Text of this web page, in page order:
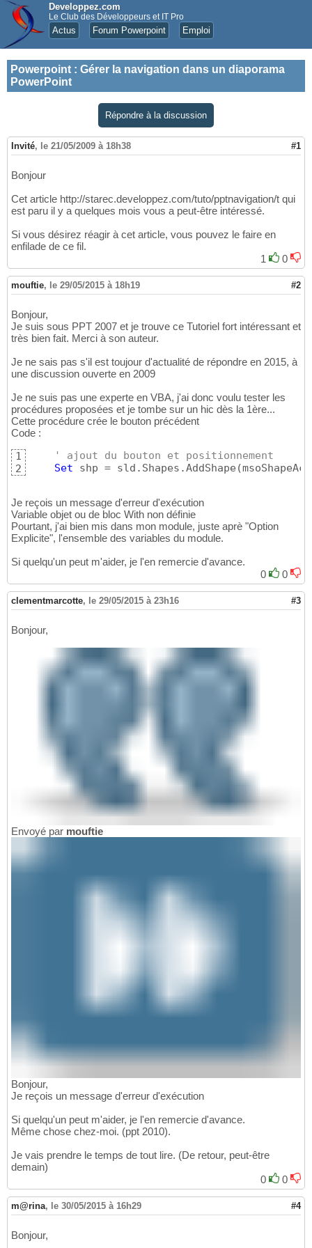
Developpez.com
Le Club des Développeurs et IT Pro
Actus Forum Powerpoint Emploi
Powerpoint : Gérer la navigation dans un diaporama
PowerPoint
Répondre à la discussion
Invité, le 21/05/2009 à 18h38 #1
Bonjour
Cet article http://starec.developpez.com/tuto/pptnavigation/t qui
est paru il y a quelques mois vous a peut-être intéressé.
Si vous désirez réagir à cet article, vous pouvez le faire en
enfilade de ce fil.
1
0
mouftie, le 29/05/2015 à 18h19 #2
Bonjour,
Je suis sous PPT 2007 et je trouve ce Tutoriel fort intéressant et
très bien fait. Merci à son auteur.
Je ne sais pas s'il est toujour d'actualité de répondre en 2015, à
une discussion ouverte en 2009
Je ne suis pas une experte en VBA, j'ai donc voulu tester les
procédures proposées et je tombe sur un hic dès la 1ère...
Cette procédure crée le bouton précédent
Code :
1
2
' ajout du bouton et positionnement
Set shp = sld.Shapes.AddShape (
Je reçois un message d'erreur d'exécution
Variable objet ou de bloc With non définie
Pourtant, j'ai bien mis dans mon module, juste aprè "Option
Explicite", l'ensemble des variables du module.
Si quelqu'un peut m'aider, je l'en remercie d'avance.
0
0
clementmarcotte, le 29/05/2015 à 23h16 #3
Bonjour,
Envoyé par mouftie
Bonjour,
Je reçois un message d'erreur d'exécution
Si quelqu'un peut m'aider, je l'en remercie d'avance.
Même chose chez-moi. (ppt 2010).
Je vais prendre le temps de tout lire. (De retour, peut-être
demain)
0
0
m@rina, le 30/05/2015 à 16h29 #4
Bonjour,